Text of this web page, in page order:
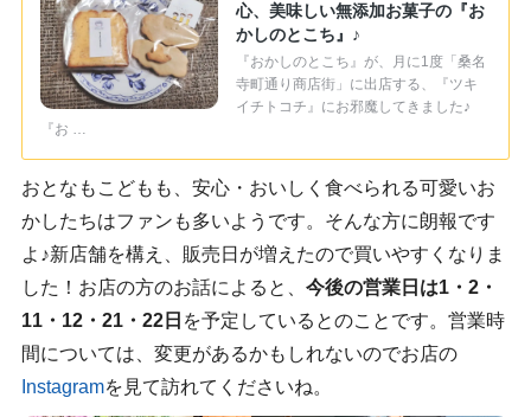
心、美味しい無添加お菓子の『お
かしのとこち』♪
『おかしのとこち』が、月に1度「桑名
寺町通り商店街」に出店する、『ツキ
イチトコチ』にお邪魔してきました♪
『お …
おとなもこどもも、安心・おいしく食べられる可愛いお
かしたちはファンも多いようです。そんな方に朗報です
よ♪新店舗を構え、販売日が増えたので買いやすくなりま
した！お店の方のお話によると、 今後の営業日は1・2・
11・12・21・22日 を予定しているとのことです。営業時
間については、変更があるかもしれないのでお店の
Instagramを見て訪れてくださいね。